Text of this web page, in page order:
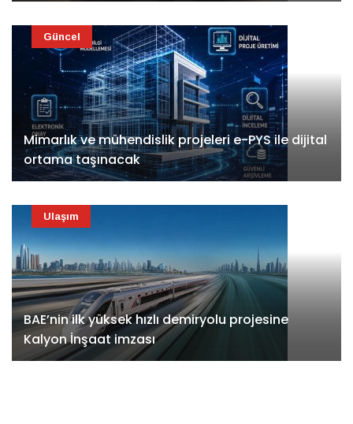
Mimarlık ve mühendislik projeleri e-PYS ile dijital
ortama taşınacak
Güncel
BAE’nin ilk yüksek hızlı demiryolu projesine
Kalyon İnşaat imzası
Ulaşım